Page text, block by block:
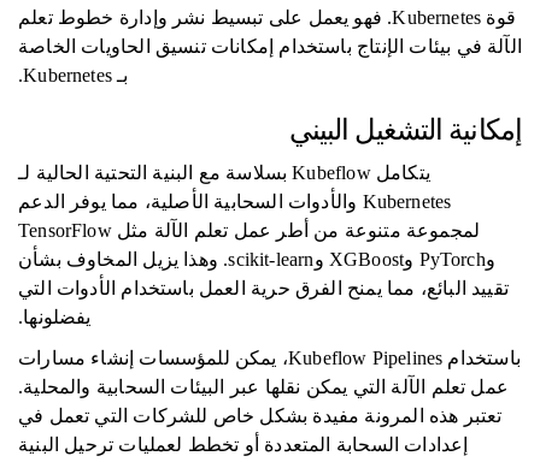
قوة Kubernetes. فهو يعمل على تبسيط نشر وإدارة خطوط تعلم
الآلة في بيئات الإنتاج باستخدام إمكانات تنسيق الحاويات الخاصة
بـ Kubernetes.
إمكانية التشغيل البيني
يتكامل Kubeflow بسلاسة مع البنية التحتية الحالية لـ
Kubernetes والأدوات السحابية الأصلية، مما يوفر الدعم
لمجموعة متنوعة من أطر عمل تعلم الآلة مثل TensorFlow
وPyTorch وXGBoost وscikit-learn. وهذا يزيل المخاوف بشأن
تقييد البائع، مما يمنح الفرق حرية العمل باستخدام الأدوات التي
يفضلونها.
باستخدام Kubeflow Pipelines، يمكن للمؤسسات إنشاء مسارات
عمل تعلم الآلة التي يمكن نقلها عبر البيئات السحابية والمحلية.
تعتبر هذه المرونة مفيدة بشكل خاص للشركات التي تعمل في
إعدادات السحابة المتعددة أو تخطط لعمليات ترحيل البنية